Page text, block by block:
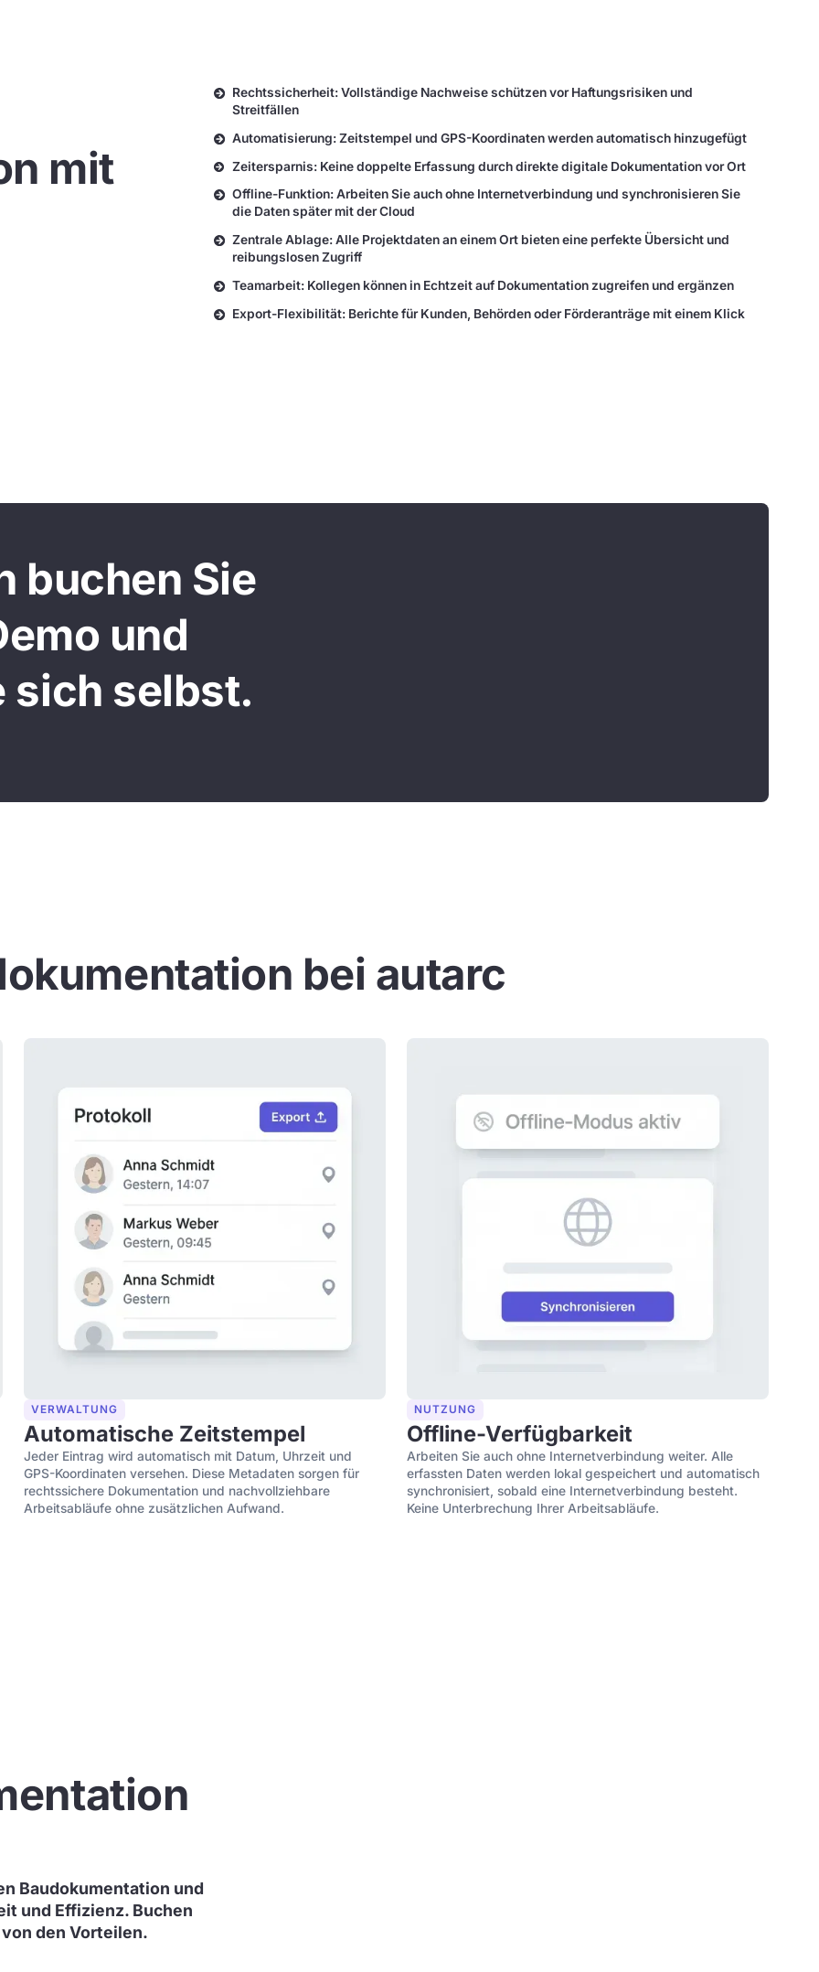
mit
Rechtssicherheit: Vollständige Nachweise schützen vor Haftungsrisiken und
Streitfällen
Automatisierung: Zeitstempel und GPS-Koordinaten werden automatisch hinzugefügt
Zeitersparnis: Keine doppelte Erfassung durch direkte digitale Dokumentation vor Ort
Offline-Funktion: Arbeiten Sie auch ohne Internetverbindung und synchronisieren Sie
die Daten später mit der Cloud
Zentrale Ablage: Alle Projektdaten an einem Ort bieten eine perfekte Übersicht und
reibungslosen Zugriff
Teamarbeit: Kollegen können in Echtzeit auf Dokumentation zugreifen und ergänzen
Export-Flexibilität: Berichte für Kunden, Behörden oder Förderanträge mit einem Klick
buchen Sie
und
sich selbst.
bei autarc
VERWALTUNG
Automatische Zeitstempel
Jeder Eintrag wird automatisch mit Datum, Uhrzeit und
GPS-Koordinaten versehen. Diese Metadaten sorgen für
rechtssichere Dokumentation und nachvollziehbare
Arbeitsabläufe ohne zusätzlichen Aufwand.
NUTZUNG
Offline-Verfügbarkeit
Arbeiten Sie auch ohne Internetverbindung weiter. Alle
erfassten Daten werden lokal gespeichert und automatisch
synchronisiert, sobald eine Internetverbindung besteht.
Keine Unterbrechung Ihrer Arbeitsabläufe.
Baudokumentation und
und Effizienz. Buchen
den Vorteilen.